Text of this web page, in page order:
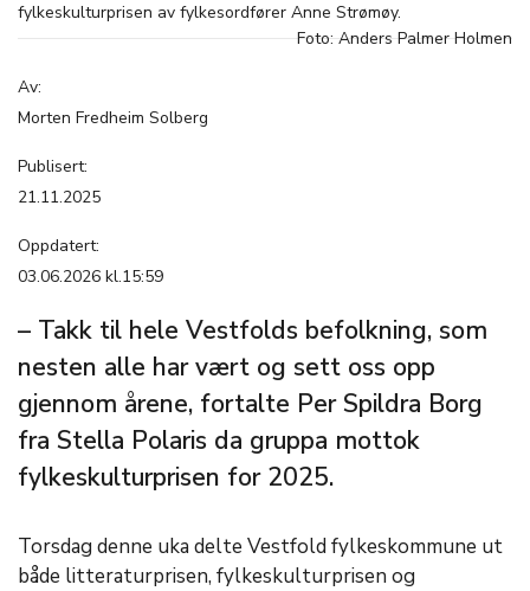
fylkeskulturprisen av fylkesordfører Anne Strømøy.
Foto: Anders Palmer Holmen
Av:
Morten Fredheim Solberg
Publisert:
21.11.2025
Oppdatert:
03.06.2026 kl.15:59
– Takk til hele Vestfolds befolkning, som
nesten alle har vært og sett oss opp
gjennom årene, fortalte Per Spildra Borg
fra Stella Polaris da gruppa mottok
fylkeskulturprisen for 2025.
Torsdag denne uka delte Vestfold fylkeskommune ut
både litteraturprisen, fylkeskulturprisen og